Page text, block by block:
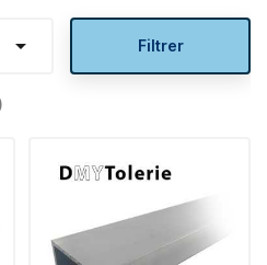
 Filtrer